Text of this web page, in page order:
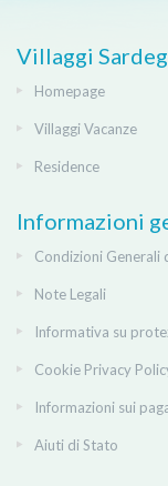
Villaggi
Homepage
Villaggi Vacanze
Residence
Informazioni
Condizioni Generali
Note Legali
Informativa su
Cookie Privacy
Informazioni sui
Aiuti di Stato